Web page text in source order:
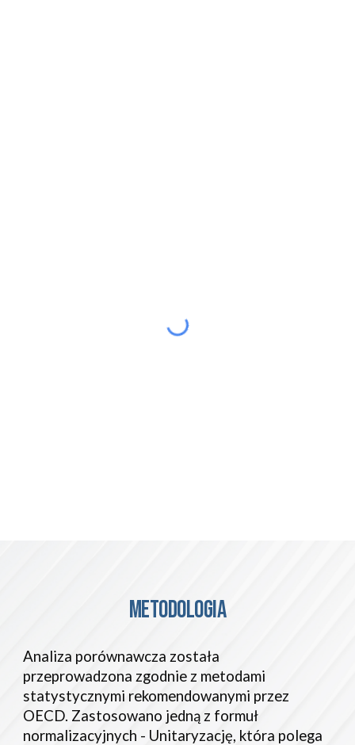
METODOLOGIA
Analiza porównawcza została
przeprowadzona zgodnie z metodami
statystycznymi rekomendowanymi przez
OECD. Zastosowano jedną z formuł
normalizacyjnych - Unitaryzację, która polega